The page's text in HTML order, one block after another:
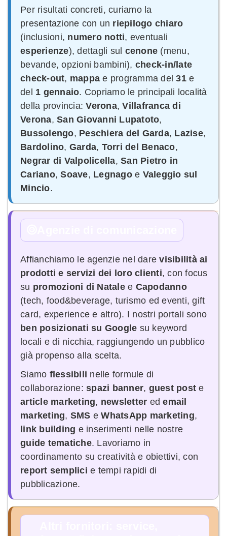
Per risultati concreti, curiamo la
presentazione con un riepilogo chiaro
(inclusioni, numero notti, eventuali
esperienze), dettagli sul cenone (menu,
bevande, opzioni bambini), check-in/late
check-out, mappa e programma del31e
del 1 gennaio. Copriamo le principali località
della provincia:Verona,Villafranca di
Verona, San Giovanni Lupatoto,
Bussolengo, Peschiera del Garda, Lazise,
Bardolino, Garda, Torri del Benaco,
Negrar di Valpolicella, San Pietro in
Cariano,Soave, Legnagoe Valeggio sul
Mincio.
Affianchiamo le agenzie nel darevisibilità ai
prodotti e servizi dei loro clienti, con focus
su promozioni di Natalee Capodanno
(tech, food&beverage, turismo ed eventi, gift
card, experience e altro). I nostri portali sono
ben posizionati su Google su keyword
locali e di nicchia, raggiungendo un pubblico
già propenso alla scelta.
Siamo flessibili nelle formule di
collaborazione: spazi banner, guest post e
article marketing, newsletter edemail
marketing, SMS eWhatsApp marketing,
link building e inserimenti nelle nostre
guide tematiche. Lavoriamo in
coordinamento su creatività e obiettivi, con
report semplici e tempi rapidi di
pubblicazione.